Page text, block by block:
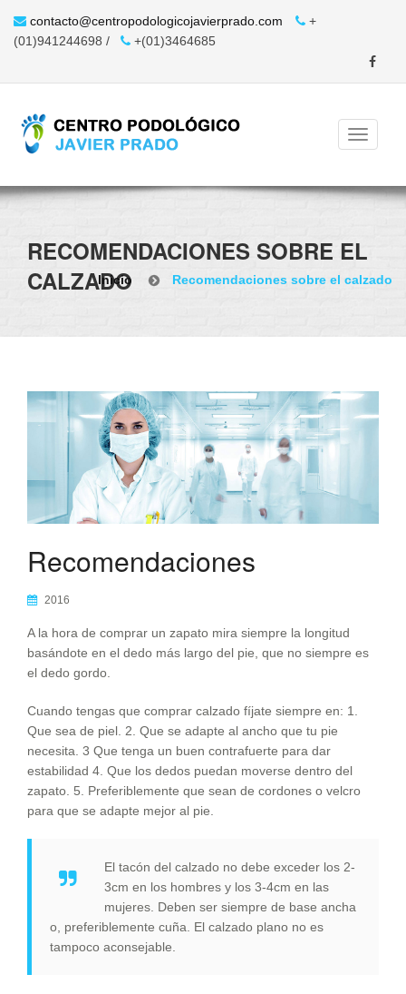
contacto@centropodologicojavierprado.com
+
(01)941244698 /
+(01)3464685
RECOMENDACIONES SOBRE EL
CALZADO
Inicio Recomendaciones sobre el calzado
Recomendaciones
2016
A la hora de comprar un zapato mira siempre la longitud
basándote en el dedo más largo del pie, que no siempre es
el dedo gordo.
Cuando tengas que comprar calzado fíjate siempre en: 1.
Que sea de piel. 2. Que se adapte al ancho que tu pie
necesita. 3 Que tenga un buen contrafuerte para dar
estabilidad 4. Que los dedos puedan moverse dentro del
zapato. 5. Preferiblemente que sean de cordones o velcro
para que se adapte mejor al pie.
El tacón del calzado no debe exceder los 2-
3cm en los hombres y los 3-4cm en las
mujeres. Deben ser siempre de base ancha
o, preferiblemente cuña. El calzado plano no es
tampoco aconsejable.